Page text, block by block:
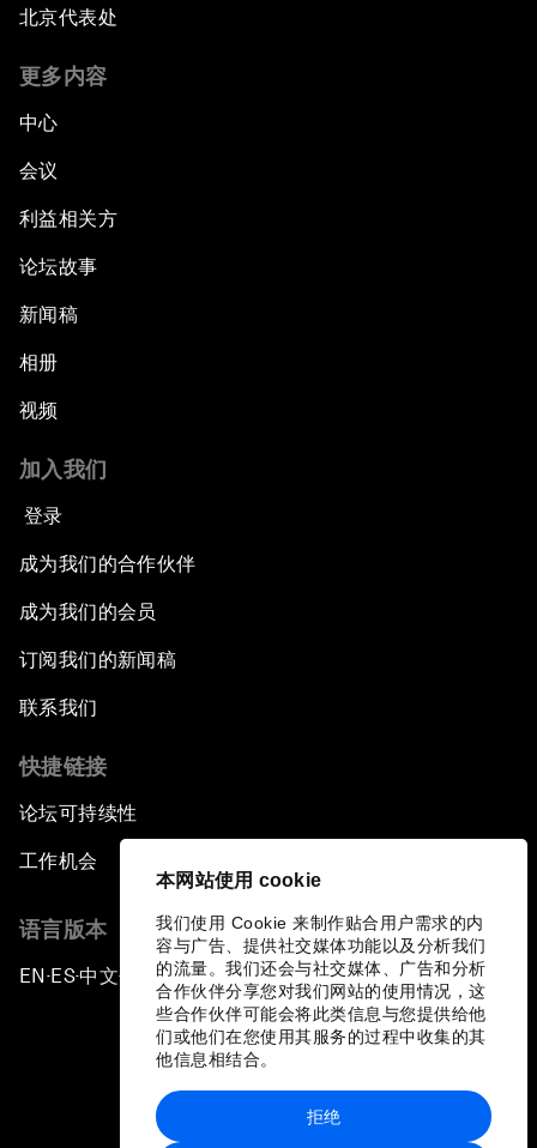
本网站使用 cookie
我们使用 Cookie 来制作贴合用户需求的内
容与广告、提供社交媒体功能以及分析我们
的流量。我们还会与社交媒体、广告和分析
合作伙伴分享您对我们网站的使用情况，这
些合作伙伴可能会将此类信息与您提供给他
们或他们在您使用其服务的过程中收集的其
他信息相结合。
拒绝
北京代表处
更多内容
中心
会议
利益相关方
论坛故事
新闻稿
相册
视频
加入我们
登录
成为我们的合作伙伴
成为我们的会员
订阅我们的新闻稿
联系我们
快捷链接
论坛可持续性
工作机会
语言版本
EN ▪ ES▪中文▪ 日本語